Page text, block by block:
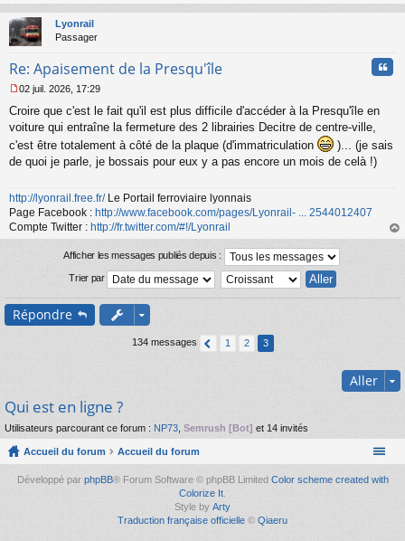
au
Lyonrail
Passager
Re: Apaisement de la Presqu'île
e
s
a
g
n
o
n
l
02 juil. 2026, 17:29
Croire que c'est le fait qu'il est plus difficile d'accéder à la Presqu'île en
voiture qui entraîne la fermeture des 2 librairies Decitre de centre-ville,
c'est être totalement à côté de la plaque (d'immatriculation
)... (je sais
de quoi je parle, je bossais pour eux y a pas encore un mois de celà !)
http://lyonrail.free.fr/Le Portail ferroviaire lyonnais
Page Facebook : http://www.facebook.com/pages/Lyonrail- ... 2544012407
Compte Twitter : http://fr.twitter.com/#!/Lyonrail
au
Afficher les messages publiés depuis :
Trier par
Répondre
134 messages 1 2 3
Aller
Qui est en ligne ?
Utilisateurs parcourant ce forum : NP73 Semrush [Bot] et 14 invités
Accueil du forum Accueil du forum
Développé par phpBB® Forum Software © phpBB Limited Color scheme created with
Colorize It
Style by Arty
Traduction française officielle © Qiaeru